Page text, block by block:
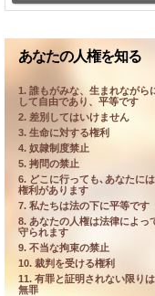
あなたの人権を知る
1. 誰もがみな、生まれながら
して自由であり、平等です
2. 差別してはいけません
3. 生命に対する権利
4. 奴隷制度禁止
5. 拷問の禁止
6. どこに行っても､あなたには
権利があります
7. 私たちは法の下に平等です
8. あなたの人権は法律によっ
守られます
9. 不当な拘束の禁止
10. 裁判を受ける権利
11. 有罪と証明されない限りは
無罪